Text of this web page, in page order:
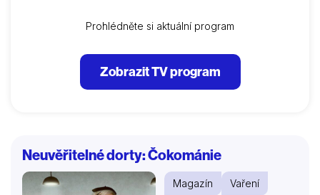
Prohlédněte si aktuální program
Zobrazit TV program
Neuvěřitelné dorty: Čokománie
Magazín
Vaření